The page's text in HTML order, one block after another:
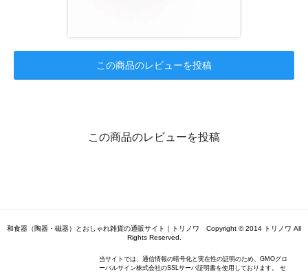
この商品のレビューを投稿
この商品のレビューを投稿
和食器（陶器・磁器）とおしゃれ雑貨の通販サイト｜トリノワ Copyright © 2014 トリノワ All
Rights Reserved.
当サイトでは、通信情報の暗号化と実在性の証明のため、GMOグロ
ーバルサイン株式会社のSSLサーバ証明書を使用しております。 セ